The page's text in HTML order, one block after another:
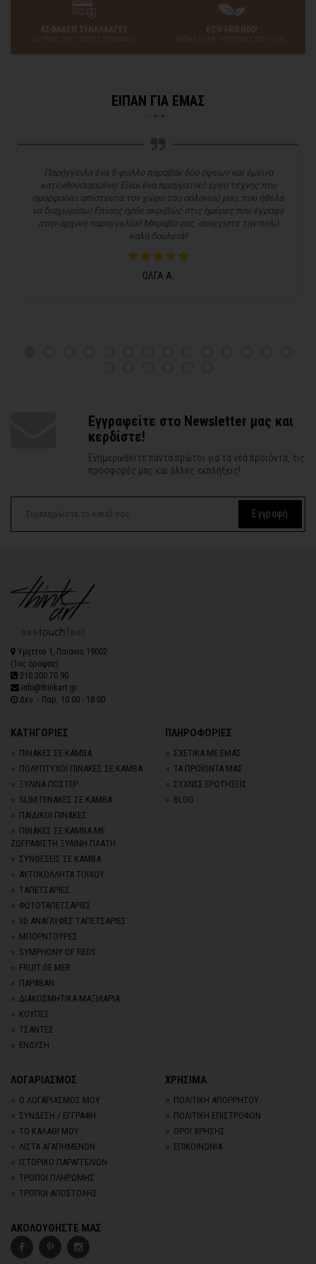
ΑΣΦΑΛΕΙΣ ΣΥΝΑΛΛΑΓΕΣ
με όλους τους τρόπους πληρωμής
ECO FRIENDLY
φυσικά υλικά - υπεύθυνες πρακτικές
ΕΙΠΑΝ ΓΙΑ ΕΜΑΣ
Παρήγγειλα ένα 6-φυλλο παραβάν δύο όψεων και έμεινα
κατενθουσιασμένη! Είναι ένα πραγματικό έργο τέχνης που
ομορφαίνει απίστευτα τον χώρο του σαλονιού μου, που ήθελα
να διαχωρίσω! Επίσης ήρθε ακριβώς στις ημέρες που έγραφε
στην αρχική παραγγελία!! Μπράβο σας, συνεχίστε την πολύ
καλή δουλειά!!
ΟΛΓΑ Α.
Εγγραφείτε στο Newsletter μας και
κερδίστε!
Ενημερωθείτε πάντα πρώτοι για τα νέα προϊόντα, τις
προσφορές μας και άλλες εκπλήξεις!
Εγγραφή
Υμηττού 1, Παιανία 19002
(1ος όροφος)
210.300.70.90
info@thinkart.gr
Δευ. - Παρ. 10:00 - 18:00
ΚΑΤΗΓΟΡΙΕΣ
ΠΙΝΑΚΕΣ ΣΕ ΚΑΜΒΑ
ΠΟΛΥΠΤΥΧΟΙ ΠΙΝΑΚΕΣ ΣΕ ΚΑΜΒΑ
ΞΥΛΙΝΑ ΠΟΣΤΕΡ
SLIM ΠΙΝΑΚΕΣ ΣΕ ΚΑΜΒΑ
ΠΑΙΔΙΚΟΙ ΠΙΝΑΚΕΣ
ΠΙΝΑΚΕΣ ΣΕ ΚΑΜΒΑ ΜΕ
ΖΩΓΡΑΦΙΣΤΗ ΞΥΛΙΝΗ ΠΛΑΤΗ
ΣΥΝΘΕΣΕΙΣ ΣΕ ΚΑΜΒΑ
ΑΥΤΟΚΟΛΛΗΤΑ ΤΟΙΧΟΥ
TΑΠΕΤΣΑΡΙΕΣ
ΦΩΤΟΤΑΠΕΤΣΑΡΙΕΣ
3D AΝΑΓΛΥΦΕΣ TΑΠΕΤΣΑΡΙΕΣ
ΜΠΟΡΝΤΟΥΡΕΣ
SYMPHONY OF REDS
FRUIT DE MER
ΠΑΡΑΒΑΝ
ΔΙΑΚΟΣΜΗΤΙΚΑ ΜΑΞΙΛΑΡΙΑ
ΚΟΥΠΕΣ
ΤΣΑΝΤΕΣ
ΕΝΔΥΣΗ
ΠΛΗΡΟΦΟΡΙΕΣ
ΣΧΕΤΙΚΑ ΜΕ ΕΜΑΣ
ΤΑ ΠΡΟΪΟΝΤΑ ΜΑΣ
ΣΥΧΝΕΣ ΕΡΩΤΗΣΕΙΣ
BLOG
ΛΟΓΑΡΙΑΣΜΟΣ
Ο ΛΟΓΑΡΙΑΣΜΟΣ ΜΟΥ
ΣΥΝΔΕΣΗ / ΕΓΓΡΑΦΗ
ΤΟ ΚΑΛΑΘΙ ΜΟΥ
ΛΙΣΤΑ ΑΓΑΠΗΜΕΝΩΝ
ΙΣΤΟΡΙΚΟ ΠΑΡΑΓΓΕΛΙΩΝ
ΤΡΟΠΟΙ ΠΛΗΡΩΜΗΣ
ΤΡΟΠΟΙ ΑΠΟΣΤΟΛΗΣ
ΧΡΗΣΙΜΑ
ΠΟΛΙΤΙΚΗ ΑΠΟΡΡΗΤΟΥ
ΠΟΛΙΤΙΚΗ ΕΠΙΣΤΡΟΦΩΝ
ΟΡΟΙ ΧΡΗΣΗΣ
ΕΠΙΚΟΙΝΩΝΙΑ
ΑΚΟΛΟΥΘΗΣΤΕ ΜΑΣ